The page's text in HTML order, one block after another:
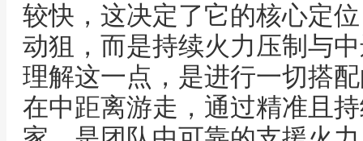
较快，这决定了它的核心定
动狙，而是持续火力压制与
理解这一点，是进行一切搭
在中距离游走，通过精准且